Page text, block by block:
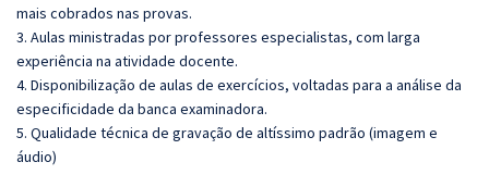
mais cobrados nas provas.
3. Aulas ministradas por professores especialistas, com larga
experiência na atividade docente.
4. Disponibilização de aulas de exercícios, voltadas para a análise da
especificidade da banca examinadora.
5. Qualidade técnica de gravação de altíssimo padrão (imagem e
áudio)